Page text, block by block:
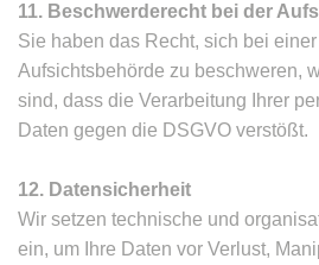
11. Beschwerderecht bei der
Sie haben das Recht, sich bei
Aufsichtsbehörde zu beschweren,
sind, dass die Verarbeitung Ihrer
Daten gegen die DSGVO verstößt.
12. Datensicherheit
Wir setzen technische und
ein, um Ihre Daten vor Verlust,